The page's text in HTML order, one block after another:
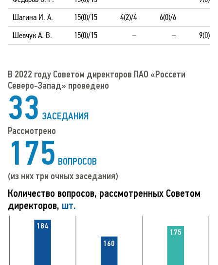
Шагина И. А. 15(0)/15 4(2)/4 6(0)/6
Шевчук А. В. 15(0)/15 – – 9(0)/9
Количество вопросов, рассмотренных Советом
директоров, шт.
184
160
175
В 2022 году Советом директоров ПАО «Россети
Северо-Запад» проведено
33 ЗАСЕДАНИЯ
Рассмотрено
175 ВОПРОСОВ
(из них три очных заседания)